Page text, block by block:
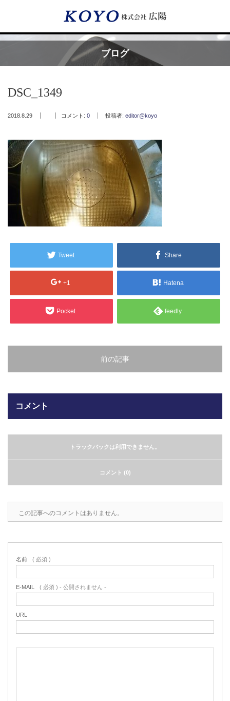
ブログ
DSC_1349
2018.8.29 コメント: 0 投稿者: editor@koyo
Tweet Share
+1 Hatena
Pocket feedly
前の記事
コメント
トラックバックは利用できません。
コメント (0)
この記事へのコメントはありません。
名前 ( 必須 )
E-MAIL ( 必須 ) - 公開されません -
URL
Menu
フッ素樹脂コーティング
フッ素樹脂ベルト
取付工事・メンテナンス
MFライニングカタログ（PDF）
ガラスクロスHT-FLカタログ（PDF）
お問合わせ
最近の記事
2023.10.20
今まで使用が出来ないとされていた小
型ベルトコンベアでも使用可能なフッ
2022.6.20
ルトの繋ぎ…
2022.6.10
今、結露、湿気などの問い合わせが増
が、冷蔵庫、…
印刷塗工工程で溶剤系塗料をご使用の